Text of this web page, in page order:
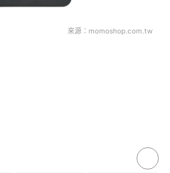
來源： momoshop.com.tw